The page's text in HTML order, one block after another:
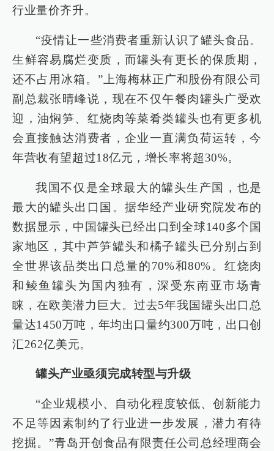
行业量价齐升。
“疫情让一些消费者重新认识了罐头食品。
生鲜容易腐烂变质，而罐头有更长的保质期，
还不占用冰箱。”上海梅林正广和股份有限公司
副总裁张晴峰说，现在不仅午餐肉罐头广受欢
迎，油焖笋、红烧肉等菜肴类罐头也有更多机
会直接触达消费者，企业一直满负荷运转，今
年营收有望超过18亿元，增长率将超30%。
我国不仅是全球最大的罐头生产国，也是
最大的罐头出口国。据华经产业研究院发布的
数据显示，中国罐头已经出口到全球140多个国
家地区，其中芦笋罐头和橘子罐头已分别占到
全世界该品类出口总量的70%和80%。红烧肉
和鲮鱼罐头为国内独有，深受东南亚市场青
睐，在欧美潜力巨大。过去5年我国罐头出口总
量达1450万吨，年均出口量约300万吨，出口创
汇262亿美元。
罐头产业亟须完成转型与升级
“企业规模小、自动化程度较低、创新能力
不足等因素制约了行业进一步发展，潜力有待
挖掘。”青岛开创食品有限责任公司总经理商会